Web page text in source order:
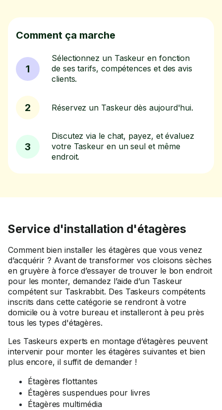
Comment ça marche
1
Sélectionnez un Taskeur en fonction
de ses tarifs, compétences et des avis
clients.
2 Réservez un Taskeur dès aujourd'hui.
3
Discutez via le chat, payez, et évaluez
votre Taskeur en un seul et même
endroit.
Service d'installation d'étagères
Comment bien installer les étagères que vous venez
d’acquérir ? Avant de transformer vos cloisons sèches
en gruyère à force d’essayer de trouver le bon endroit
pour les monter, demandez l’aide d’un Taskeur
compétent sur Taskrabbit. Des Taskeurs compétents
inscrits dans cette catégorie se rendront à votre
domicile ou à votre bureau et installeront à peu près
tous les types d'étagères.
Les Taskeurs experts en montage d’étagères peuvent
intervenir pour monter les étagères suivantes et bien
plus encore, il suffit de demander !
Étagères flottantes
Étagères suspendues pour livres
Étagères multimédia